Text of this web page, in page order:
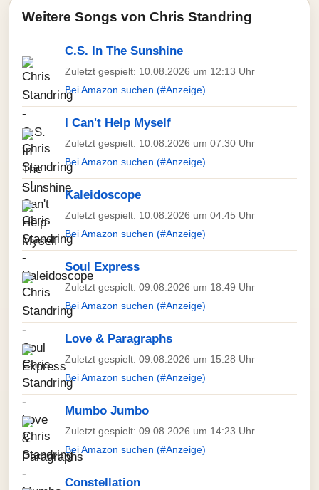
Weitere Songs von Chris Standring
C.S. In The Sunshine
Zuletzt gespielt: 10.08.2026 um 12:13 Uhr
Bei Amazon suchen (#Anzeige)
I Can't Help Myself
Zuletzt gespielt: 10.08.2026 um 07:30 Uhr
Bei Amazon suchen (#Anzeige)
Kaleidoscope
Zuletzt gespielt: 10.08.2026 um 04:45 Uhr
Bei Amazon suchen (#Anzeige)
Soul Express
Zuletzt gespielt: 09.08.2026 um 18:49 Uhr
Bei Amazon suchen (#Anzeige)
Love & Paragraphs
Zuletzt gespielt: 09.08.2026 um 15:28 Uhr
Bei Amazon suchen (#Anzeige)
Mumbo Jumbo
Zuletzt gespielt: 09.08.2026 um 14:23 Uhr
Bei Amazon suchen (#Anzeige)
Constellation